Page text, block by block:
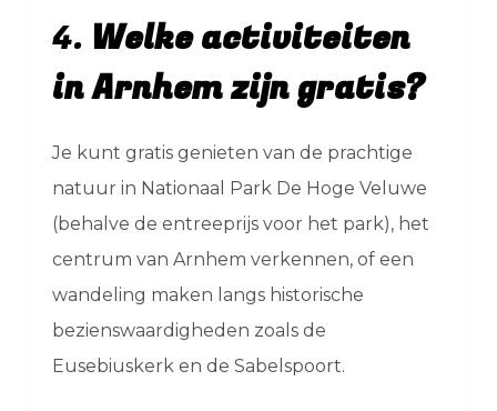
4. Welke activiteiten
in Arnhem zijn gratis?
Je kunt gratis genieten van de prachtige
natuur in Nationaal Park De Hoge Veluwe
(behalve de entreeprijs voor het park), het
centrum van Arnhem verkennen, of een
wandeling maken langs historische
bezienswaardigheden zoals de
Eusebiuskerk en de Sabelspoort.